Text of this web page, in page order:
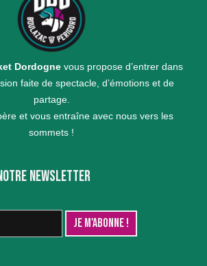
Dordogne vous propose d’entrer dans
faite de spectacle, d’émotions et de
partage.
et vous entraîne avec nous vers les
sommets !
NEWSLETTER